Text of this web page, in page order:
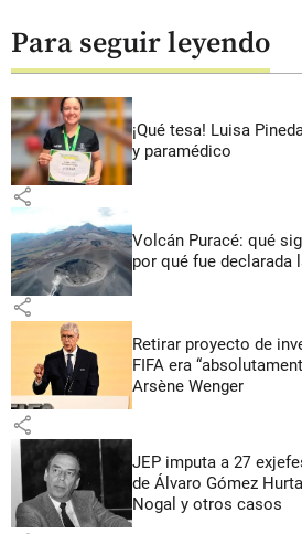
Para seguir leyendo
¡Qué tesa! Luisa
y paramédico
share
Volcán Puracé: qué
por qué fue declarada
share
Retirar proyecto de
FIFA era
Arsène Wenger
share
JEP imputa a 27
de Álvaro Gómez
Nogal y otros casos